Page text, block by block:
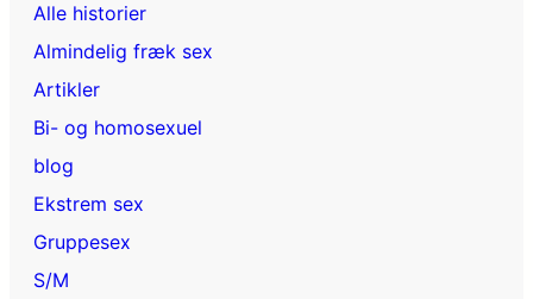
Alle historier
Almindelig fræk sex
Artikler
Bi- og homosexuel
blog
Ekstrem sex
Gruppesex
S/M